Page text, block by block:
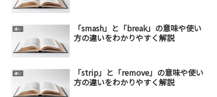
違い
「smash」と「break」の意味や使い
方の違いをわかりやすく解説
違い
「strip」と「remove」の意味や使い
方の違いをわかりやすく解説